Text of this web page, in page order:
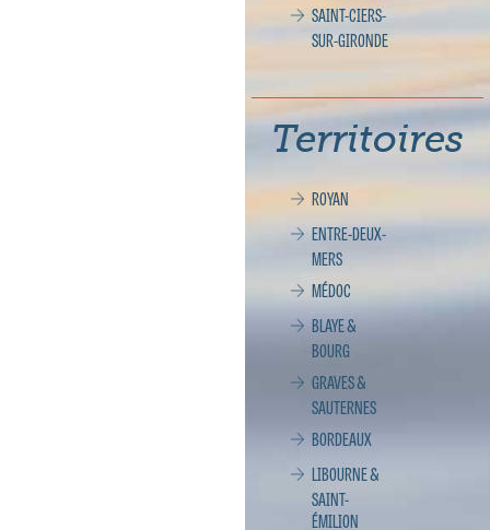
SAINT-CIERS-
SUR-GIRONDE
Territoires
ROYAN
ENTRE-DEUX-
MERS
MÉDOC
BLAYE &
BOURG
GRAVES &
SAUTERNES
BORDEAUX
LIBOURNE &
SAINT-
ÉMILION